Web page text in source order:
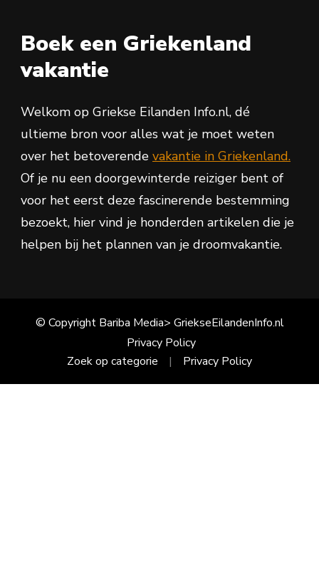
Boek een Griekenland
vakantie
Welkom op Griekse Eilanden Info.nl, dé
ultieme bron voor alles wat je moet weten
over het betoverende vakantie in Griekenland.
Of je nu een doorgewinterde reiziger bent of
voor het eerst deze fascinerende bestemming
bezoekt, hier vind je honderden artikelen die je
helpen bij het plannen van je droomvakantie.
© Copyright Bariba Media> GriekseEilandenInfo.nl
Privacy Policy
Zoek op categorie
Privacy Policy